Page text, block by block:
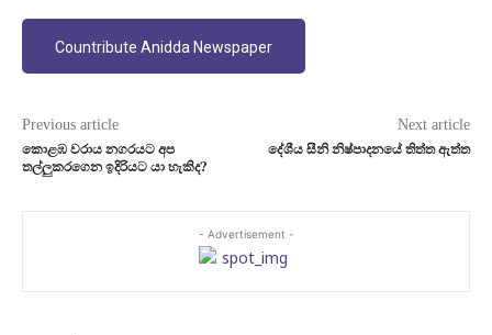
Countribute Anidda Newspaper
Previous article
කොළඹ වරාය නගරයට අප
තල්ලුකරගෙන ඉදිරියට යා හැකිද?
Next article
දේශීය සීනි නිෂ්පාදනයේ තිත්ත ඇත්ත
- Advertisement -